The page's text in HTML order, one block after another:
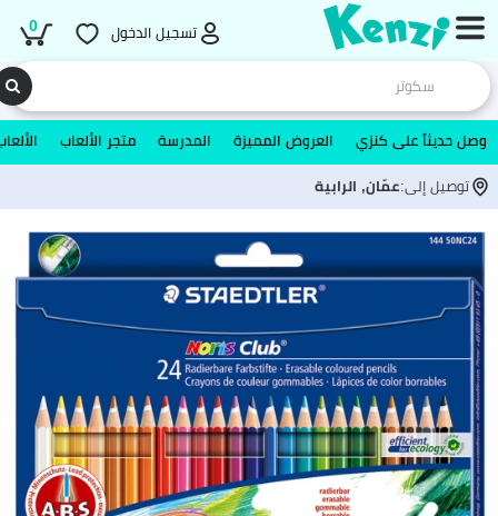
تسجيل الدخول 0
وصل حديثاً على كنزي العروض المميزة المدرسة متجر الألعاب
توصيل إلى:عمّان, الرابية